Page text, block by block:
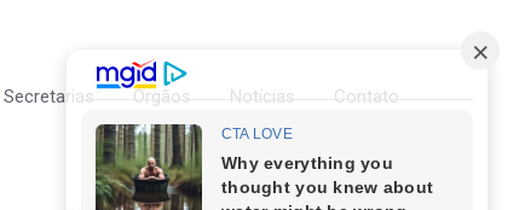
Secretarias Órgãos Notícias Contato